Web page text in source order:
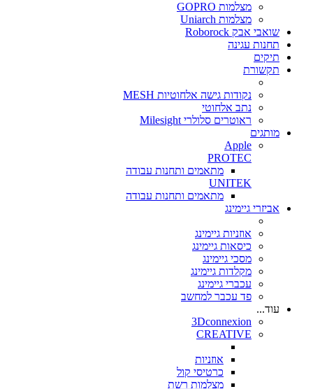
מצלמות GOPRO
מצלמות Uniarch
שואבי אבק Roborock
תחנות עגינה
תיקים
תקשורת
נקודות גישה אלחוטיות MESH
נתב אלחוטי
ראוטרים סלולרי Milesight
מותגים
Apple
PROTEC
מתאמים ותחנות עבודה
UNITEK
מתאמים ותחנות עבודה
אביזרי גיימינג
אוזניות גיימינג
כיסאות גיימינג
מסכי גיימינג
מקלדות גיימינג
עכברי גיימינג
פד עכבר למחשב
עוד...
3Dconnexion
CREATIVE
אוזניות
כרטיסי קול
מצלמות רשת